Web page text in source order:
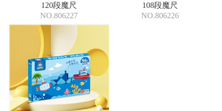
120段魔尺
NO.806227
108段魔尺
NO.806226